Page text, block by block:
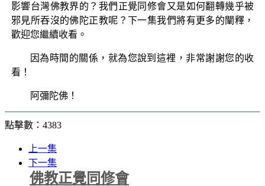
影響台灣佛教界的？我們正覺同修會又是如何翻轉幾乎被
邪見所吞沒的佛陀正教呢？下一集我們將有更多的闡釋，
歡迎您繼續收看。
因為時間的關係，就為您說到這裡，非常謝謝您的收
看！
阿彌陀佛！
點擊數：4383
上一集
下一集
佛教正覺同修會